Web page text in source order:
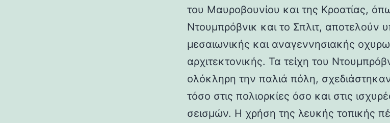
του Μαυροβουνίου και της Κροατίας,
Ντουμπρόβνικ και το Σπλιτ, αποτελούν
μεσαιωνικής και αναγεννησιακής
αρχιτεκτονικής. Τα τείχη του
ολόκληρη την παλιά πόλη,
τόσο στις πολιορκίες όσο και στις
σεισμών. Η χρήση της λευκής τοπικής